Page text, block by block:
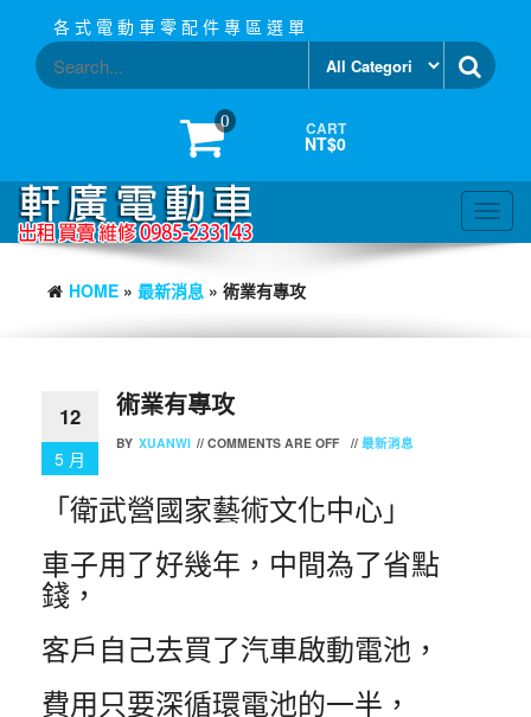
content
各 式 電 動 車 零 配 件 專 區 選 單
0 CART
NT$0
HOME » 最新消息 » 術業有專攻
12
5 月
術業有專攻
BY XUANWI // COMMENTS ARE OFF // 最新消息
「衛武營國家藝術文化中心」
車子用了好幾年，中間為了省點
錢，
客戶自己去買了汽車啟動電池，
費用只要深循環電池的一半，